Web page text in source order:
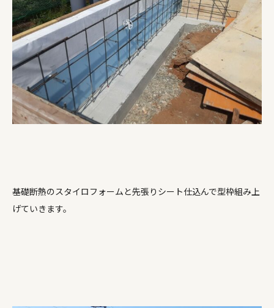
基礎断熱のスタイロフォームと先張りシート仕込んで型枠組み上
げていきます。